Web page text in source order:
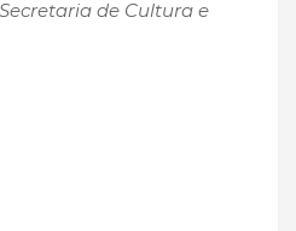
de Cultura e